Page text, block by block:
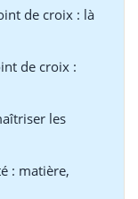
de croix : là
de croix :
les
: matière,